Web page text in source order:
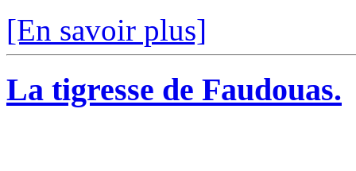
[En savoir plus]
La tigresse de Faudouas.